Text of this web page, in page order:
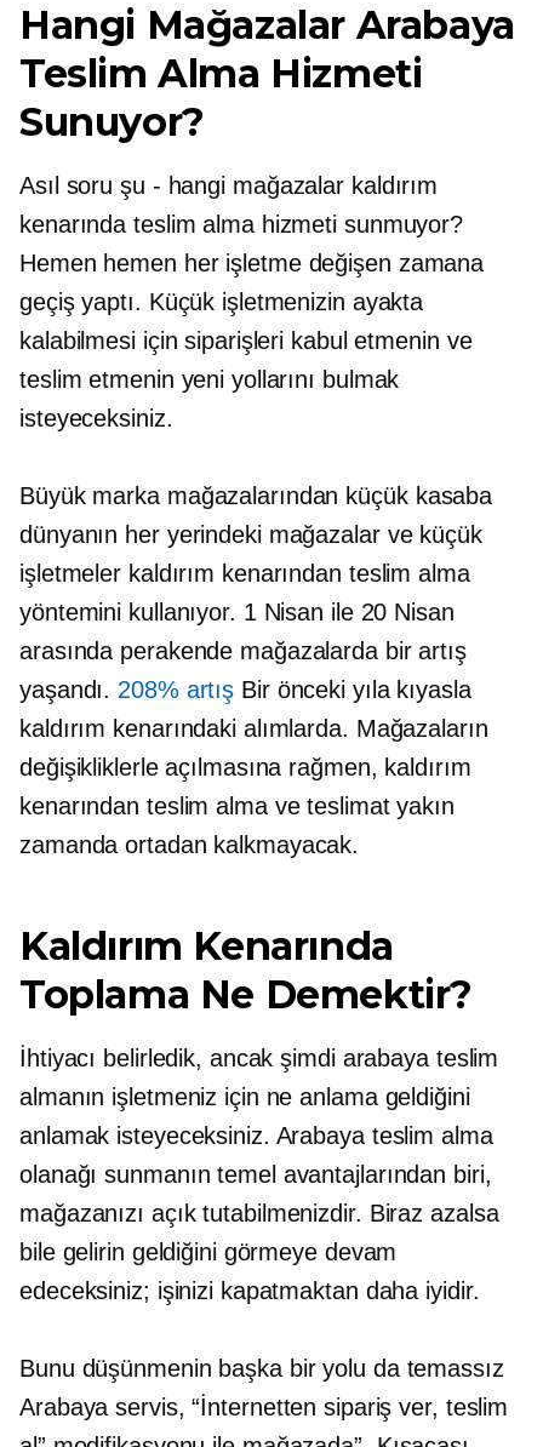
Hangi Mağazalar Arabaya
Teslim Alma Hizmeti
Sunuyor?
Asıl soru şu - hangi mağazalar kaldırım
kenarında teslim alma hizmeti sunmuyor?
Hemen hemen her işletme değişen zamana
geçiş yaptı. Küçük işletmenizin ayakta
kalabilmesi için siparişleri kabul etmenin ve
teslim etmenin yeni yollarını bulmak
isteyeceksiniz.
Büyük marka mağazalarından küçük kasaba
dünyanın her yerindeki mağazalar ve küçük
işletmeler kaldırım kenarından teslim alma
yöntemini kullanıyor. 1 Nisan ile 20 Nisan
arasında perakende mağazalarda bir artış
yaşandı. 208% artış Bir önceki yıla kıyasla
kaldırım kenarındaki alımlarda. Mağazaların
değişikliklerle açılmasına rağmen, kaldırım
kenarından teslim alma ve teslimat yakın
zamanda ortadan kalkmayacak.
Kaldırım Kenarında
Toplama Ne Demektir?
İhtiyacı belirledik, ancak şimdi arabaya teslim
almanın işletmeniz için ne anlama geldiğini
anlamak isteyeceksiniz. Arabaya teslim alma
olanağı sunmanın temel avantajlarından biri,
mağazanızı açık tutabilmenizdir. Biraz azalsa
bile gelirin geldiğini görmeye devam
edeceksiniz; işinizi kapatmaktan daha iyidir.
Bunu düşünmenin başka bir yolu da temassız
Arabaya servis, “İnternetten sipariş ver, teslim